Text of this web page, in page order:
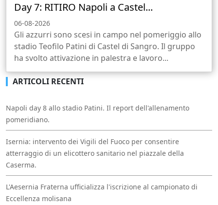
Day 7: RITIRO Napoli a Castel...
06-08-2026
Gli azzurri sono scesi in campo nel pomeriggio allo
stadio Teofilo Patini di Castel di Sangro. Il gruppo
ha svolto attivazione in palestra e lavoro...
ARTICOLI RECENTI
Napoli day 8 allo stadio Patini. Il report dell'allenamento
pomeridiano.
Isernia: intervento dei Vigili del Fuoco per consentire
atterraggio di un elicottero sanitario nel piazzale della
Caserma.
L'Aesernia Fraterna ufficializza l'iscrizione al campionato di
Eccellenza molisana